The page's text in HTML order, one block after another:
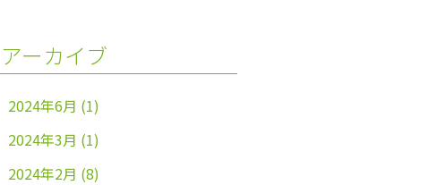
アーカイブ
2024年6月 (1)
2024年3月 (1)
2024年2月 (8)